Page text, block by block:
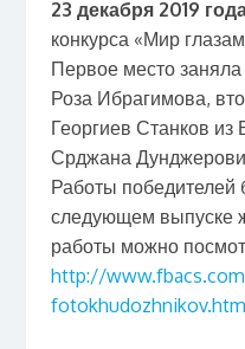
23 декабря 2019
конкурса «Мир
Первое место
Роза Ибрагимова,
Георгиев Станков из
Срджана
Работы победителей
следующем выпуске
работы можно
http://